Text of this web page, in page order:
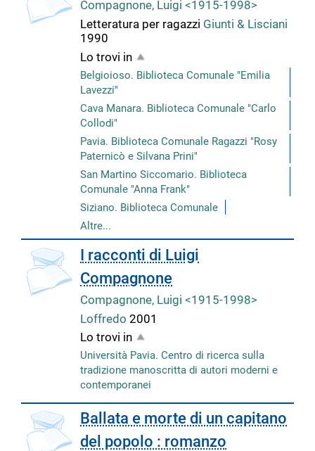
Compagnone, Luigi <1915-1998>
Letteratura per ragazzi Giunti & Lisciani
1990
Lo trovi in
Belgioioso. Biblioteca Comunale "Emilia
Lavezzi"
Cava Manara. Biblioteca Comunale "Carlo
Collodi"
Pavia. Biblioteca Comunale Ragazzi "Rosy
Paternicò e Silvana Prini"
San Martino Siccomario. Biblioteca
Comunale "Anna Frank"
Siziano. Biblioteca Comunale
Altre...
I racconti di Luigi
Compagnone
Compagnone, Luigi <1915-1998>
Loffredo2001
Lo trovi in
Università Pavia. Centro di ricerca sulla
tradizione manoscritta di autori moderni e
contemporanei
copertina
Ballata e morte di un capitano
del popolo : romanzo